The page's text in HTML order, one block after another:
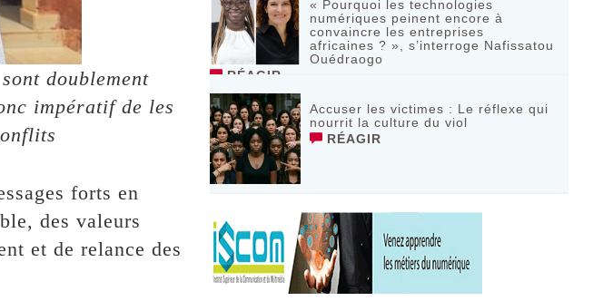
doublement
impératif de les
forts en
des valeurs
et de relance des
« Pourquoi les technologies
numériques peinent encore à
convaincre les entreprises
africaines ? », s’interroge Nafissatou
Ouédraogo
RÉAGIR
Accuser les victimes : Le réflexe qui
nourrit la culture du viol
RÉAGIR